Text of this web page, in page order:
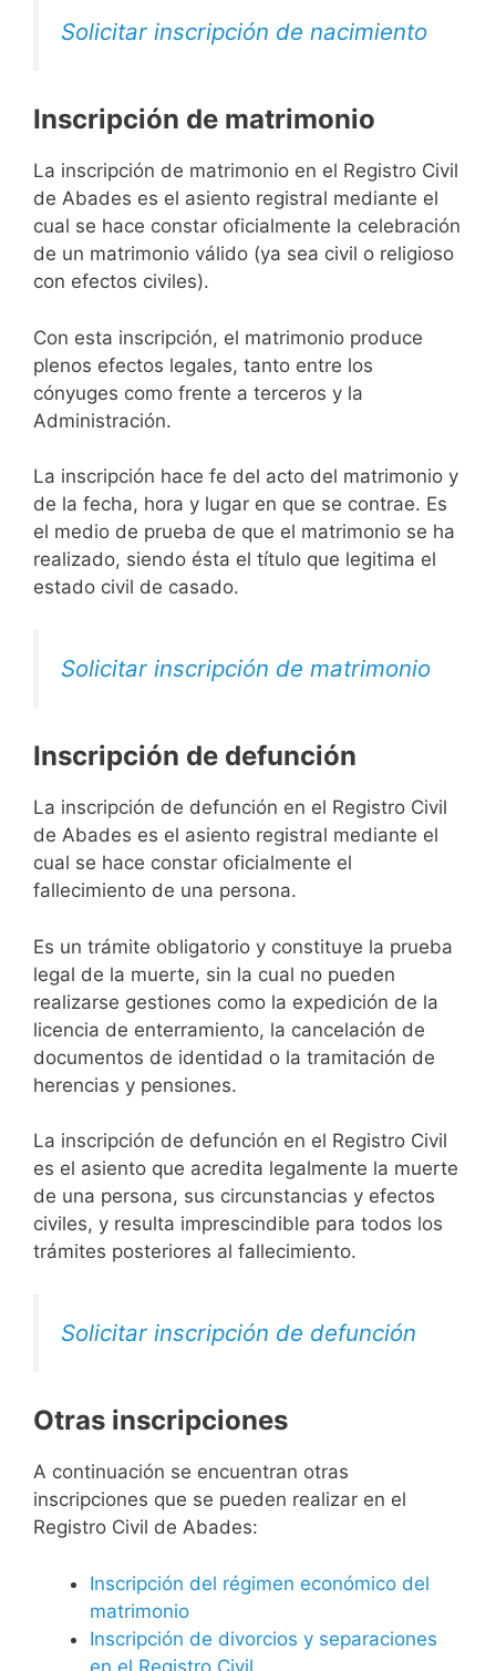
Solicitar inscripción de nacimiento
Inscripción de matrimonio
La inscripción de matrimonio en el Registro Civil
de Abades es el asiento registral mediante el
cual se hace constar oficialmente la celebración
de un matrimonio válido (ya sea civil o religioso
con efectos civiles).
Con esta inscripción, el matrimonio produce
plenos efectos legales, tanto entre los
cónyuges como frente a terceros y la
Administración.
La inscripción hace fe del acto del matrimonio y
de la fecha, hora y lugar en que se contrae. Es
el medio de prueba de que el matrimonio se ha
realizado, siendo ésta el título que legitima el
estado civil de casado.
Solicitar inscripción de matrimonio
Inscripción de defunción
La inscripción de defunción en el Registro Civil
de Abades es el asiento registral mediante el
cual se hace constar oficialmente el
fallecimiento de una persona.
Es un trámite obligatorio y constituye la prueba
legal de la muerte, sin la cual no pueden
realizarse gestiones como la expedición de la
licencia de enterramiento, la cancelación de
documentos de identidad o la tramitación de
herencias y pensiones.
La inscripción de defunción en el Registro Civil
es el asiento que acredita legalmente la muerte
de una persona, sus circunstancias y efectos
civiles, y resulta imprescindible para todos los
trámites posteriores al fallecimiento.
Solicitar inscripción de defunción
Otras inscripciones
A continuación se encuentran otras
inscripciones que se pueden realizar en el
Registro Civil de Abades:
Inscripción del régimen económico del
matrimonio
Inscripción de divorcios y separaciones
en el Registro Civil